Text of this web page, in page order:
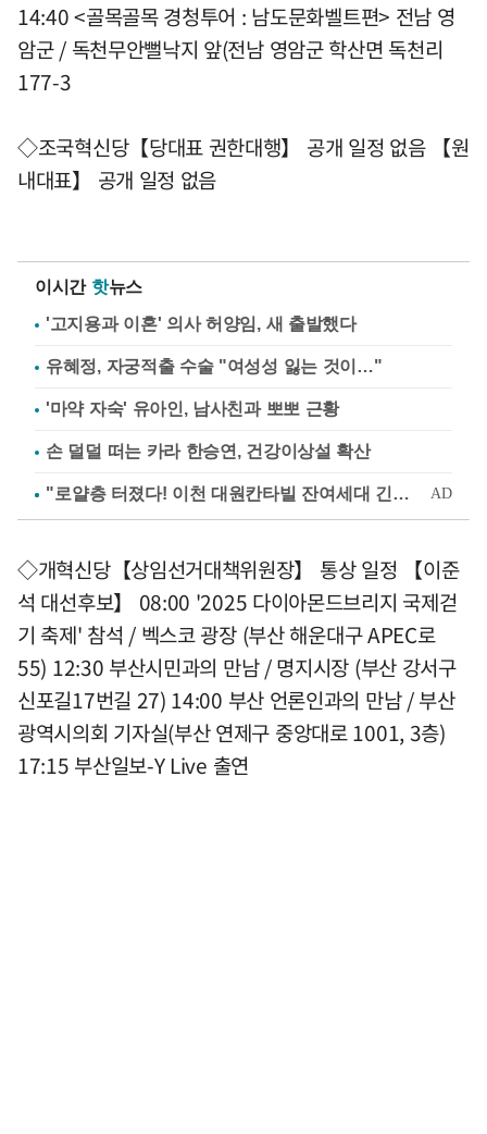
14:40 <골목골목 경청투어 : 남도문화벨트편> 전남 영
암군 / 독천무안뻘낙지 앞(전남 영암군 학산면 독천리
177-3
◇조국혁신당【당대표 권한대행】 공개 일정 없음 【원
내대표】 공개 일정 없음
이시간 핫뉴스
'고지용과 이혼' 의사 허양임, 새 출발했다
유혜정, 자궁적출 수술 "여성성 잃는 것이…"
'마약 자숙' 유아인, 남사친과 뽀뽀 근황
손 덜덜 떠는 카라 한승연, 건강이상설 확산
◇개혁신당【상임선거대책위원장】 통상 일정 【이준
석 대선후보】 08:00 '2025 다이아몬드브리지 국제걷
기 축제' 참석 / 벡스코 광장 (부산 해운대구 APEC로
55) 12:30 부산시민과의 만남 / 명지시장 (부산 강서구
신포길17번길 27) 14:00 부산 언론인과의 만남 / 부산
광역시의회 기자실(부산 연제구 중앙대로 1001, 3층)
17:15 부산일보-Y Live 출연